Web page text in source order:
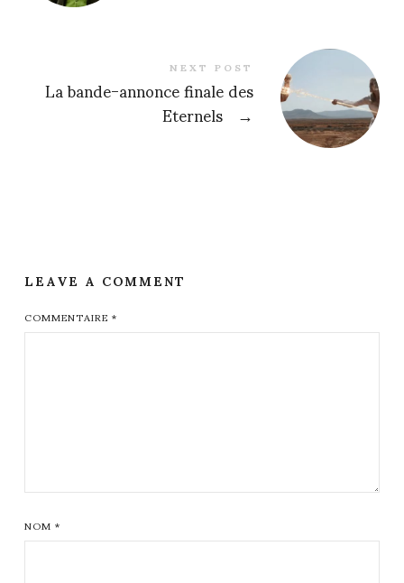
NEXT POST
La bande-annonce finale des
Eternels →
LEAVE A COMMENT
COMMENTAIRE*
NOM*